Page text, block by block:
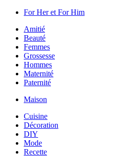
For Her et For Him
Amitié
Beauté
Femmes
Grossesse
Hommes
Maternité
Paternité
Maison
Cuisine
Décoration
DIY
Mode
Recette